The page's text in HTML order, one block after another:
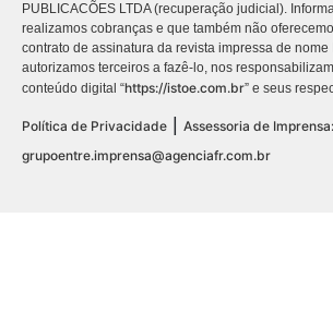
PUBLICACÕES LTDA (recuperação judicial).
realizamos cobranças e que também não
contrato de assinatura da revista impressa de nome
autorizamos terceiros a fazê-lo, nos
conteúdo digital “https://istoe.com.br” e seus
Política de Privacidade
Assessoria de Imprensa:
grupoentre.imprensa@agenciafr.com.br